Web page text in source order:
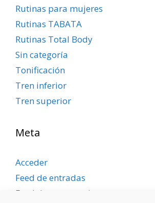
Rutinas para mujeres
Rutinas TABATA
Rutinas Total Body
Sin categoría
Tonificación
Tren inferior
Tren superior
Meta
Acceder
Feed de entradas
Feed de comentarios